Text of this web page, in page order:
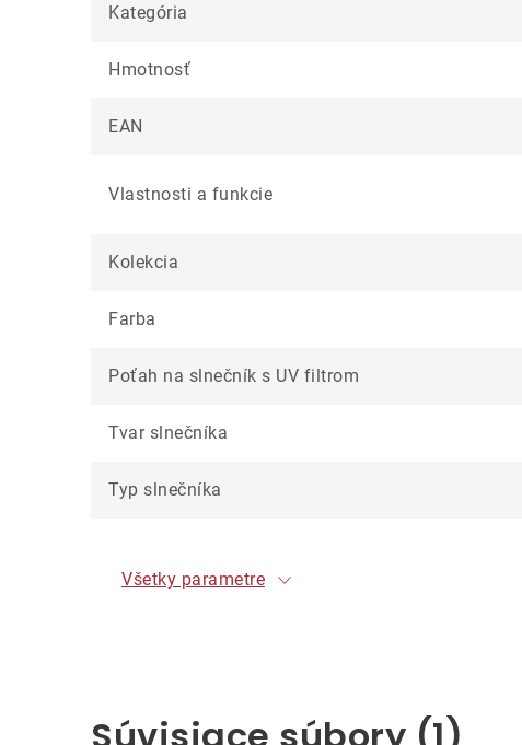
Kategória
Hmotnosť
EAN
Vlastnosti a funkcie
Kolekcia
Farba
Poťah na slnečník s UV filtrom
Tvar slnečníka
Typ slnečníka
Všetky parametre